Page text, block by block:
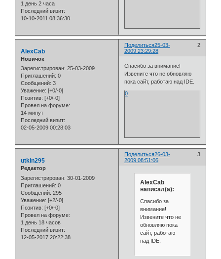
1 день 2 часа
Последний визит:
10-10-2011 08:36:30
Поделиться 2
25-03-
2009 23:29:28
AlexCab
Новичок
Зарегистрирован: 25-03-2009
Приглашений: 0
Сообщений: 3
Уважение: [+0/-0]
Позитив: [+0/-0]
Провел на форуме:
14 минут
Последний визит:
02-05-2009 00:28:03
Спасибо за внимание!
Извените что не обновляю
пока сайт, работаю над IDE.
0
Поделиться 3
26-03-
2009 08:51:06
utkin295
Редактор
Зарегистрирован: 30-01-2009
Приглашений: 0
Сообщений: 295
Уважение: [+2/-0]
Позитив: [+0/-0]
Провел на форуме:
1 день 18 часов
Последний визит:
12-05-2017 20:22:38
AlexCab
написал(а):
Спасибо за
внимание!
Извените что не
обновляю пока
сайт, работаю
над IDE.